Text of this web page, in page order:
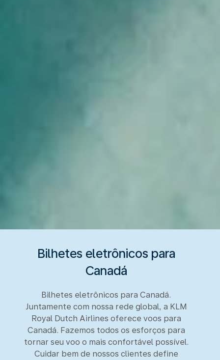
Bilhetes eletrônicos para
Canadá
Bilhetes eletrônicos para Canadá.
Juntamente com nossa rede global, a KLM
Royal Dutch Airlines oferece voos para
Canadá. Fazemos todos os esforços para
tornar seu voo o mais confortável possível.
Cuidar bem de nossos clientes define